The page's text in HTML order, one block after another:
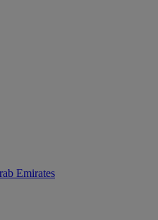
Emirates